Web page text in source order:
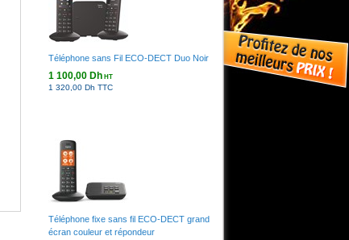
Téléphone sans Fil ECO-DECT Duo Noir
1 100,00 DhHT
1 320,00 Dh TTC
Téléphone fixe sans fil ECO-DECT grand
écran couleur et répondeur